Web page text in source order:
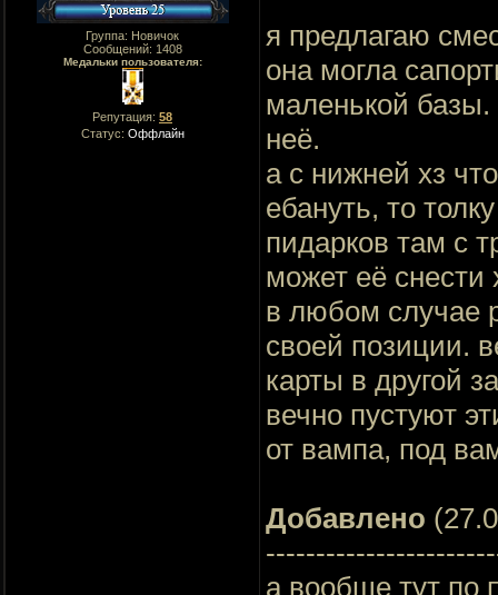
Группа: Новичок
Сообщений: 1408
Медальки пользователя:
Репутация: 58
Статус: Оффлайн
я предлагаю
она могла
маленькой базы.
неё.
а с нижней хз
ебануть, то
пидарков там с
может её снести
в любом случае
своей позиции.
карты в другой
вечно пустуют
от вампа, под
Добавлено
а вообще тут по